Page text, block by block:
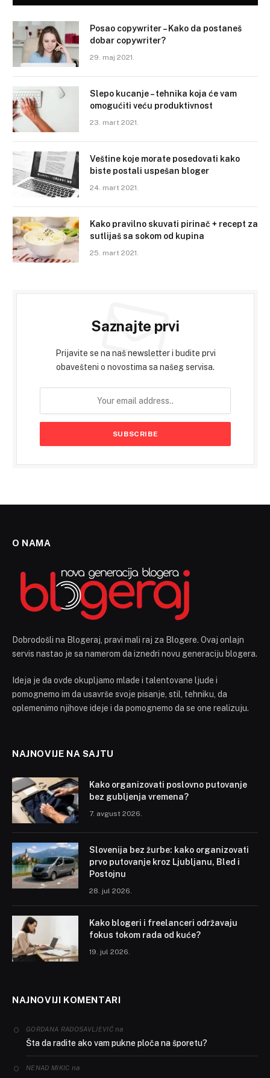
Posao copywriter – Kako da postaneš
dobar copywriter?
29. maj 2021.
Slepo kucanje – tehnika koja će vam
omogućiti veću produktivnost
23. mart 2021.
Veštine koje morate posedovati kako
biste postali uspešan bloger
24. mart 2021.
Kako pravilno skuvati pirinač + recept za
sutlijaš sa sokom od kupina
25. mart 2021.
Saznajte prvi
Prijavite se na naš newsletter i budite prvi
obavešteni o novostima sa našeg servisa.
O NAMA
Dobrodošli na Blogeraj, pravi mali raj za Blogere. Ovaj onlajn
servis nastao je sa namerom da iznedri novu generaciju blogera.
Ideja je da ovde okupljamo mlade i talentovane ljude i
pomognemo im da usavrše svoje pisanje, stil, tehniku, da
oplemenimo njihove ideje i da pomognemo da se one realizuju.
NAJNOVIJE NA SAJTU
Kako organizovati poslovno putovanje
bez gubljenja vremena?
7. avgust 2026.
Slovenija bez žurbe: kako organizovati
prvo putovanje kroz Ljubljanu, Bled i
Postojnu
28. jul 2026.
Kako blogeri i freelanceri održavaju
fokus tokom rada od kuće?
19. jul 2026.
NAJNOVIJI KOMENTARI
GORDANA RADOSAVLJEVIĆna
Šta da radite ako vam pukne ploča na šporetu?
NENAD MIKIC na